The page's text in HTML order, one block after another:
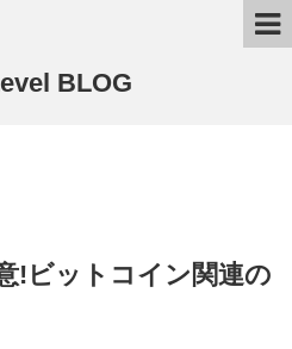
BLOG
!ビットコイン関連の